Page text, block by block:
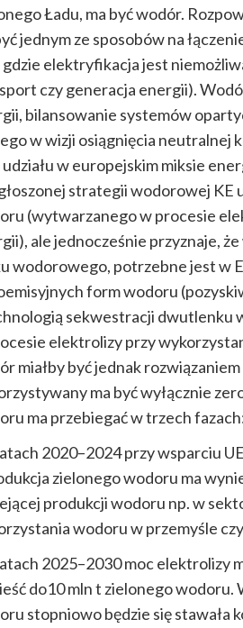
Ładu, ma być wodór.
jednym ze sposobów na
elektryfikacja jest
czy generacja energii).
bilansowanie systemów
w wizji osiągnięcia neutralnej
w europejskim miksie
strategii wodorowej KE
(wytwarzanego w procesie
ale jednocześnie przyznaje,
wodorowego, potrzebne jest w
form wodoru
sekwestracji dwutlenku
elektrolizy przy
miałby być jednak
ma być wyłącznie
ma przebiegać w trzech
2020–2024 przy wsparciu
zielonego wodoru ma
produkcji wodoru np. w
wodoru w przemyśle
2025–2030 moc elektrolizy
do10 mln t zielonego wodoru.
stopniowo będzie się stawała